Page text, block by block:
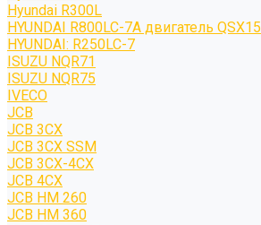
Hyundai R300L
HYUNDAI R800LC-7A двигатель QSX15
HYUNDAI: R250LC-7
ISUZU NQR71
ISUZU NQR75
IVECO
JCB
JCB 3CX
JCB 3CX SSM
JCB 3CX-4CX
JCB 4CX
JCB HM 260
JCB HM 360